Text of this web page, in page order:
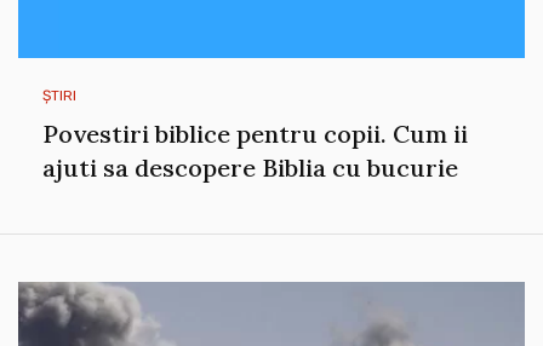
ȘTIRI
Povestiri biblice pentru copii. Cum ii
ajuti sa descopere Biblia cu bucurie